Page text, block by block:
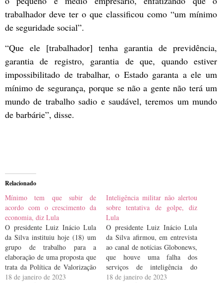
trabalhador deve ter o que classificou como “um mínimo
de seguridade social”.
“Que ele [trabalhador] tenha garantia de previdência,
garantia de registro, garantia de que, quando estiver
impossibilitado de trabalhar, o Estado garanta a ele um
mínimo de segurança, porque se não a gente não terá um
mundo de trabalho sadio e saudável, teremos um mundo
de barbárie”, disse.
Relacionado
Mínimo tem que subir de
acordo com o crescimento da
economia, diz Lula
O presidente Luiz Inácio Lula
da Silva instituiu hoje (18) um
grupo de trabalho para a
elaboração de uma proposta que
trata da Política de Valorização
do Salário Mínimo, que trará
18 de janeiro de 2023
Inteligência militar não alertou
sobre tentativa de golpe, diz
Lula
O presidente Luiz Inácio Lula
da Silva afirmou, em entrevista
ao canal de notícias Globonews,
que houve uma falha dos
serviços de inteligência do
governo que não
18 de janeiro de 2023